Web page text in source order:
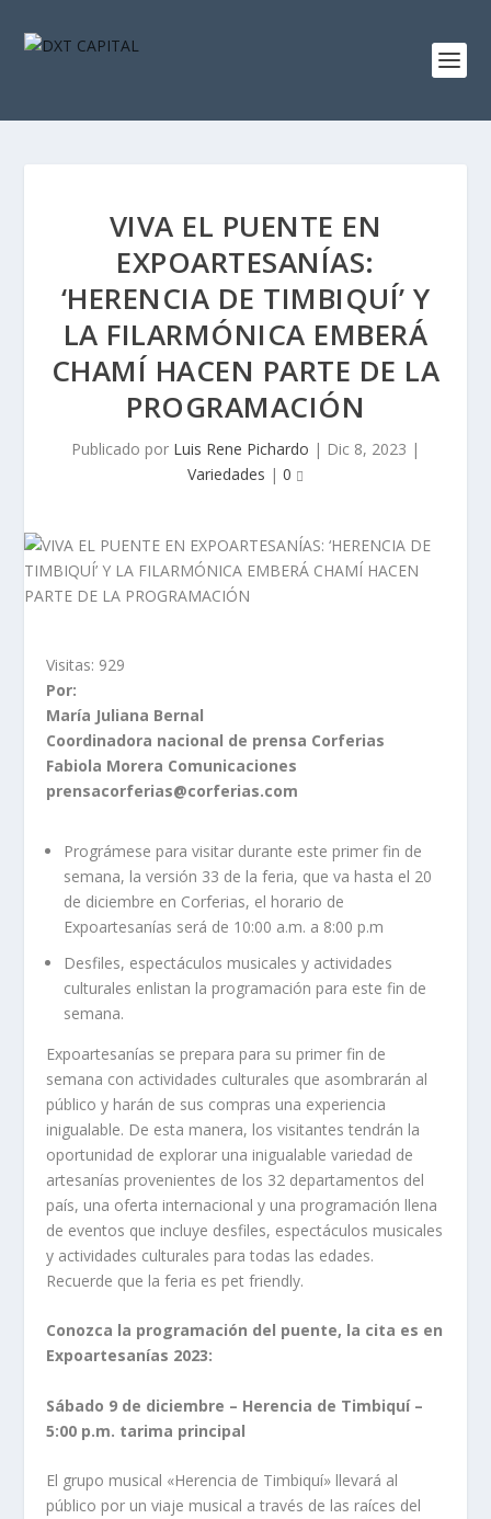
VIVA EL PUENTE EN
EXPOARTESANÍAS:
‘HERENCIA DE TIMBIQUÍ’ Y
LA FILARMÓNICA EMBERÁ
CHAMÍ HACEN PARTE DE LA
PROGRAMACIÓN
Publicado por Luis Rene Pichardo | Dic 8, 2023 |
Variedades | 0
Visitas: 929
Por:
María Juliana Bernal
Coordinadora nacional de prensa Corferias
Fabiola Morera Comunicaciones
prensacorferias@corferias.com
Prográmese para visitar durante este primer fin de
semana, la versión 33 de la feria, que va hasta el 20
de diciembre en Corferias, el horario de
Expoartesanías será de 10:00 a.m. a 8:00 p.m
Desfiles, espectáculos musicales y actividades
culturales enlistan la programación para este fin de
semana.
Expoartesanías se prepara para su primer fin de
semana con actividades culturales que asombrarán al
público y harán de sus compras una experiencia
inigualable. De esta manera, los visitantes tendrán la
oportunidad de explorar una inigualable variedad de
artesanías provenientes de los 32 departamentos del
país, una oferta internacional y una programación llena
de eventos que incluye desfiles, espectáculos musicales
y actividades culturales para todas las edades.
Recuerde que la feria es pet friendly.
Conozca la programación del puente, la cita es en
Expoartesanías 2023:
Sábado 9 de diciembre – Herencia de Timbiquí –
5:00 p.m. tarima principal
El grupo musical «Herencia de Timbiquí» llevará al
público por un viaje musical a través de las raíces del